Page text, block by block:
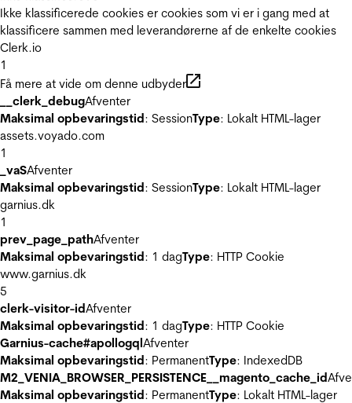
Ikke klassificerede cookies er cookies som vi er i gang med at
klassificere sammen med leverandørerne af de enkelte cookies
Clerk.io
1
Få mere at vide om denne udbyder
__clerk_debugAfventer
Maksimal opbevaringstid: SessionType: Lokalt HTML-lager
assets.voyado.com
1
_vaSAfventer
Maksimal opbevaringstid: SessionType: Lokalt HTML-lager
garnius.dk
1
prev_page_pathAfventer
Maksimal opbevaringstid: 1 dagType: HTTP Cookie
www.garnius.dk
5
clerk-visitor-idAfventer
Maksimal opbevaringstid: 1 dagType: HTTP Cookie
Garnius-cache#apollogqlAfventer
Maksimal opbevaringstid: PermanentType: IndexedDB
M2_VENIA_BROWSER_PERSISTENCE__magento_cache_id
Maksimal opbevaringstid: PermanentType: Lokalt HTML-lager